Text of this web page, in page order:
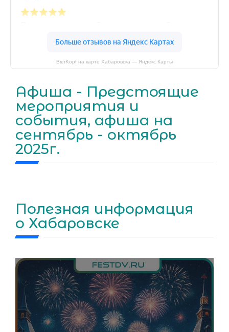
BierKopf на карте Хабаровска — Яндекс Карты
Афиша - Предстоящие
мероприятия и
события, афиша на
сентябрь - октябрь
2025г.
Полезная информация
о Хабаровске